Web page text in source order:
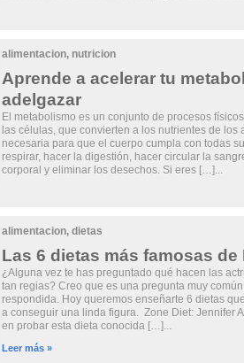
alimentacion, nutricion
Aprende a acelerar tu
adelgazar
El metabolismo es un conjunto de procesos
las células, que convierten a los nutrientes de los
necesaria para que el cuerpo cumpla con todas
respirar, hacer la digestión, hacer circular la
corporal y eliminar los desechos. Si eres […]...
alimentacion, dietas
Las 6 dietas más famosas de
¿Alguna vez te has preguntado qué hacen las
tan regias? Creo que es una pregunta muy
respondida. Hoy queremos enseñarte 6 dietas
a conseguir una linda figura. Zone Diet: Jennifer
en probar esta dieta conocida […]...
Leer más »